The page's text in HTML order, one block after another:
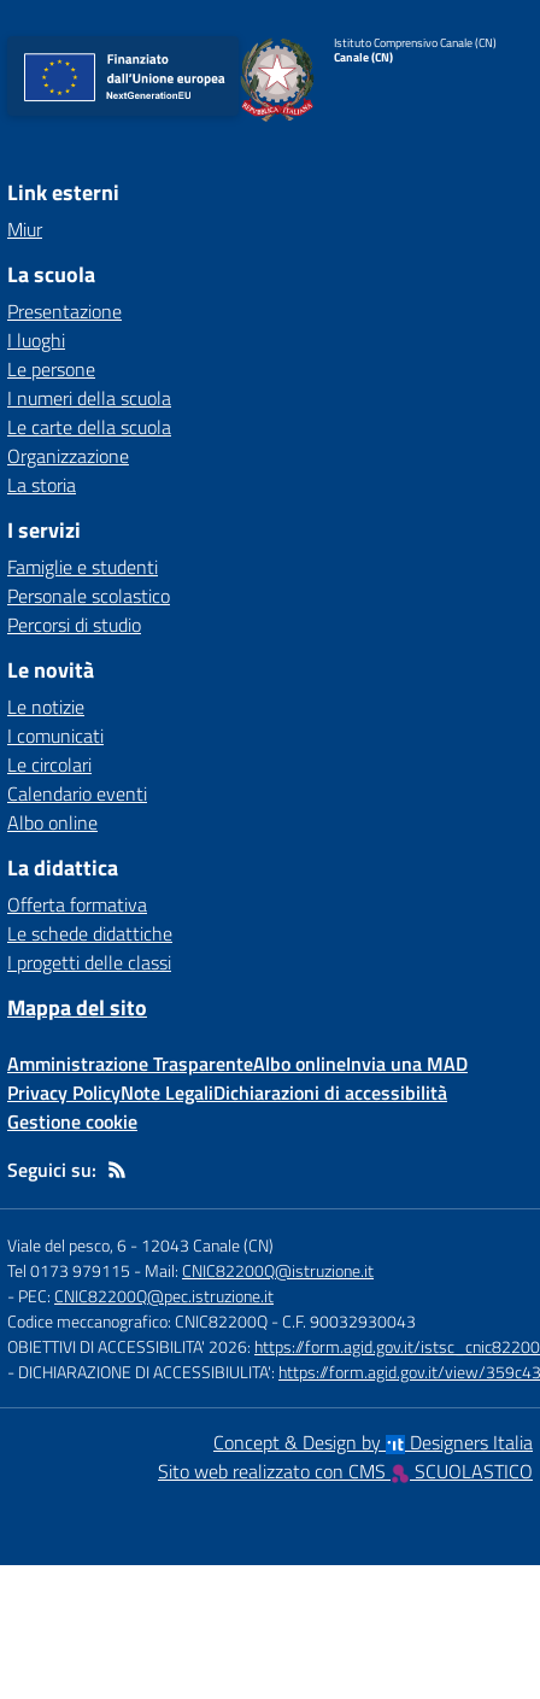
Istituto Comprensivo Canale (CN)
Canale (CN)
Link esterni
Miur
La scuola
Presentazione
I luoghi
Le persone
I numeri della scuola
Le carte della scuola
Organizzazione
La storia
I servizi
Famiglie e studenti
Personale scolastico
Percorsi di studio
Le novità
Le notizie
I comunicati
Le circolari
Calendario eventi
Albo online
La didattica
Offerta formativa
Le schede didattiche
I progetti delle classi
Mappa del sito
Amministrazione TrasparenteAlbo onlineInvia una MAD
Privacy PolicyNote LegaliDichiarazioni di accessibilità
Gestione cookie
Seguici su:
Viale del pesco, 6-12043 Canale (CN)
Tel 0173 979115 - Mail:CNIC82200Q@istruzione.it
- PEC:CNIC82200Q@pec.istruzione.it
Codice meccanografico: CNIC82200Q- C.F. 90032930043
OBIETTIVI DI ACCESSIBILITA' 2026: https://form.agid.gov.it/
- DICHIARAZIONE DI ACCESSIBIULITA': https://form.agid.gov.it/view/
Concept & Design by
Designers Italia
Sito web realizzato con CMS
SCUOLASTICO